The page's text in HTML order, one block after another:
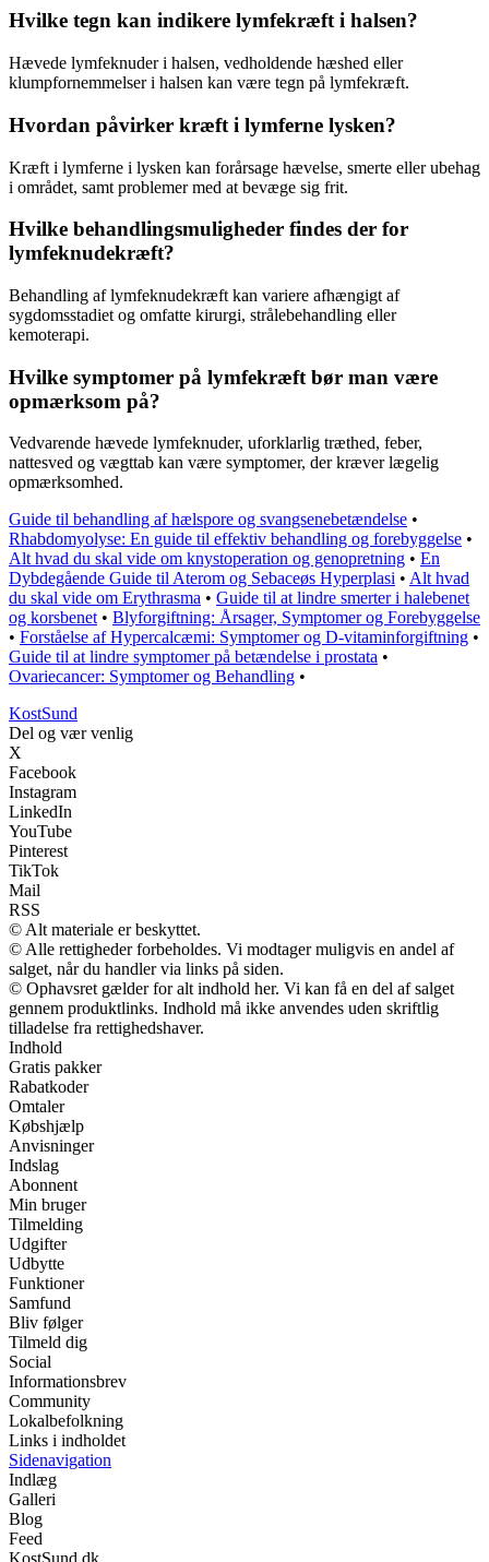
Hvilke tegn kan indikere lymfekræft i halsen?
Hævede lymfeknuder i halsen, vedholdende hæshed eller
klumpfornemmelser i halsen kan være tegn på lymfekræft.
Hvordan påvirker kræft i lymferne lysken?
Kræft i lymferne i lysken kan forårsage hævelse, smerte eller ubehag
i området, samt problemer med at bevæge sig frit.
Hvilke behandlingsmuligheder findes der for
lymfeknudekræft?
Behandling af lymfeknudekræft kan variere afhængigt af
sygdomsstadiet og omfatte kirurgi, strålebehandling eller
kemoterapi.
Hvilke symptomer på lymfekræft bør man være
opmærksom på?
Vedvarende hævede lymfeknuder, uforklarlig træthed, feber,
nattesved og vægttab kan være symptomer, der kræver lægelig
opmærksomhed.
Guide til behandling af hælspore og svangsenebetændelse •
Rhabdomyolyse: En guide til effektiv behandling og forebyggelse •
Alt hvad du skal vide om knystoperation og genopretning • En
Dybdegående Guide til Aterom og Sebaceøs Hyperplasi • Alt hvad
du skal vide om Erythrasma • Guide til at lindre smerter i halebenet
og korsbenet • Blyforgiftning: Årsager, Symptomer og Forebyggelse
• Forståelse af Hypercalcæmi: Symptomer og D-vitaminforgiftning •
Guide til at lindre symptomer på betændelse i prostata •
Ovariecancer: Symptomer og Behandling •
KostSund
Del og vær venlig
X
Facebook
Instagram
LinkedIn
YouTube
Pinterest
TikTok
Mail
RSS
© Alt materiale er beskyttet.
© Alle rettigheder forbeholdes. Vi modtager muligvis en andel af
salget, når du handler via links på siden.
© Ophavsret gælder for alt indhold her. Vi kan få en del af salget
gennem produktlinks. Indhold må ikke anvendes uden skriftlig
tilladelse fra rettighedshaver.
Indhold
Gratis pakker
Rabatkoder
Omtaler
Købshjælp
Anvisninger
Indslag
Abonnent
Min bruger
Tilmelding
Udgifter
Udbytte
Funktioner
Samfund
Bliv følger
Tilmeld dig
Social
Informationsbrev
Community
Lokalbefolkning
Links i indholdet
Sidenavigation
Indlæg
Galleri
Blog
Feed